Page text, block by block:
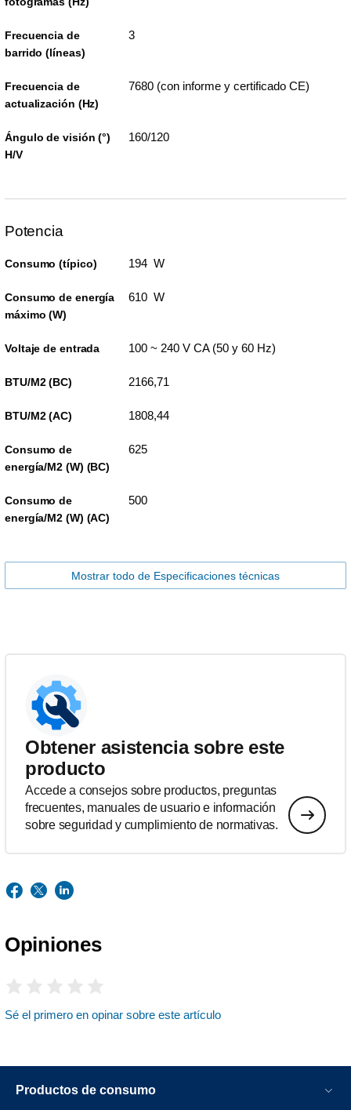
Frecuencia de
barrido (líneas)
3
Frecuencia de
actualización (Hz)
7680 (con informe y certificado CE)
Ángulo de visión (°)
H/V
160/120
Potencia
Consumo (típico) 194 W
Consumo de energía
máximo (W)
610 W
Voltaje de entrada 100 ~ 240 V CA (50 y 60 Hz)
BTU/M2 (BC) 2166,71
BTU/M2 (AC) 1808,44
Consumo de
energía/M2 (W) (BC)
625
Consumo de
energía/M2 (W) (AC)
500
Mostrar todo de Especificaciones técnicas
Obtener asistencia sobre este
producto
Accede a consejos sobre productos, preguntas
frecuentes, manuales de usuario e información
sobre seguridad y cumplimiento de normativas.
Opiniones
Sé el primero en opinar sobre este artículo
Productos de consumo